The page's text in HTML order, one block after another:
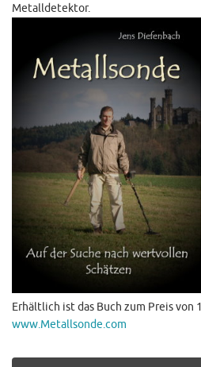
Metalldetektor.
Erhältlich ist das Buch zum Preis von
www.Metallsonde.com